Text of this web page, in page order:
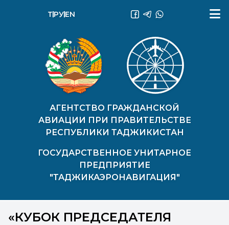
АГЕНТСТВО ГРАЖДАНСКОЙ
АВИАЦИИ ПРИ ПРАВИТЕЛЬСТВЕ
РЕСПУБЛИКИ ТАДЖИКИСТАН
ГОСУДАРСТВЕННОЕ УНИТАРНОЕ
ПРЕДПРИЯТИЕ
"ТАДЖИКАЭРОНАВИГАЦИЯ"
ТҶ РУEN
«КУБОК ПРЕДСЕДАТЕЛЯ